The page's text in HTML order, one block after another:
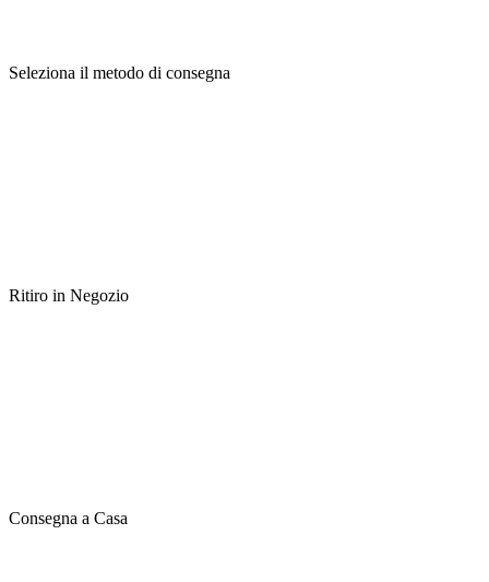
Seleziona il metodo di consegna
Ritiro in Negozio
Consegna a Casa